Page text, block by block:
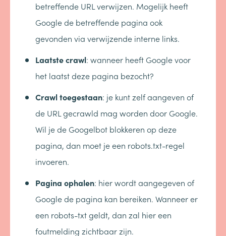
betreffende URL verwijzen. Mogelijk heeft
Google de betreffende pagina ook
gevonden via verwijzende interne links.
Laatste crawl: wanneer heeft Google voor
het laatst deze pagina bezocht?
Crawl toegestaan: je kunt zelf aangeven of
de URL gecrawld mag worden door Google.
Wil je de Googelbot blokkeren op deze
pagina, dan moet je een robots.txt-regel
invoeren.
Pagina ophalen: hier wordt aangegeven of
Google de pagina kan bereiken. Wanneer er
een robots-txt geldt, dan zal hier een
foutmelding zichtbaar zijn.